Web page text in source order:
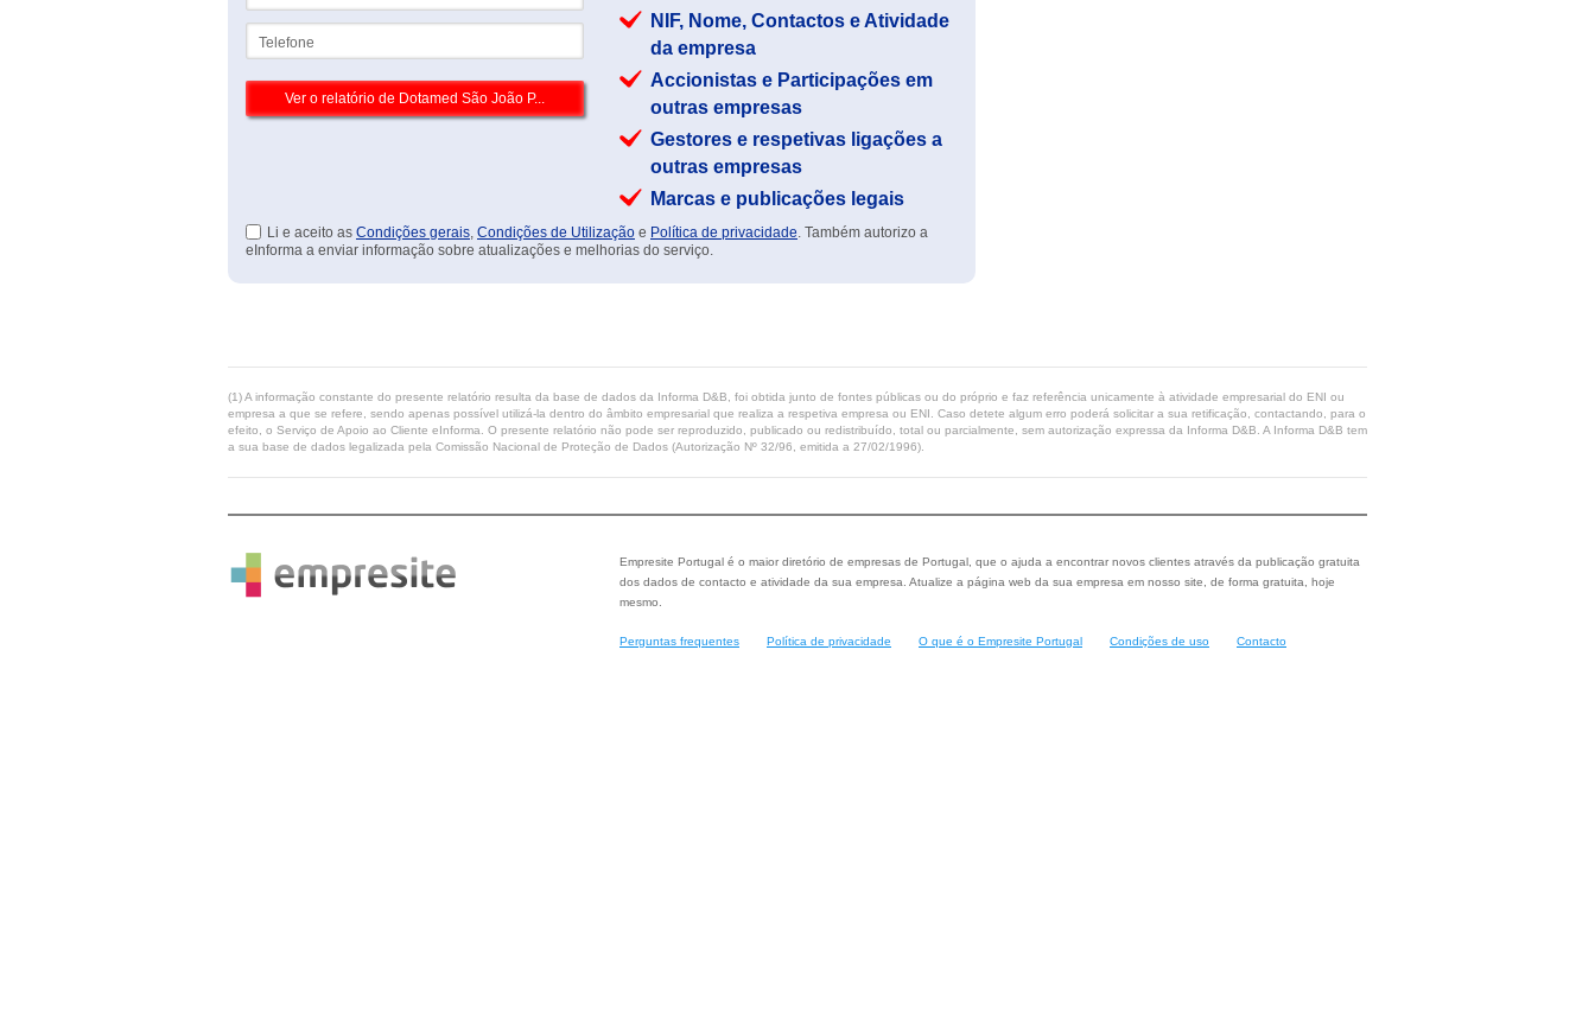
NIF, Nome, Contactos e Atividade
da empresa
Accionistas e Participações em
outras empresas
Gestores e respetivas ligações a
outras empresas
Marcas e publicações legais
Li e aceito as Condições gerais, Condições de Utilização e Política de privacidade. Também autorizo a
eInforma a enviar informação sobre atualizações e melhorias do serviço.
(1) A informação constante do presente relatório resulta da base de dados da Informa D&B, foi obtida junto de fontes públicas ou do próprio e faz referência unicamente à atividade empresarial do ENI ou
empresa a que se refere, sendo apenas possível utilizá-la dentro do âmbito empresarial que realiza a respetiva empresa ou ENI. Caso detete algum erro poderá solicitar a sua retificação, contactando, para o
efeito, o Serviço de Apoio ao Cliente eInforma. O presente relatório não pode ser reproduzido, publicado ou redistribuído, total ou parcialmente, sem autorização expressa da Informa D&B. A Informa D&B tem
a sua base de dados legalizada pela Comissão Nacional de Proteção de Dados (Autorização Nº 32/96, emitida a 27/02/1996).
Empresite Portugal é o maior diretório de empresas de Portugal, que o ajuda a encontrar novos clientes através da publicação gratuita
dos dados de contacto e atividade da sua empresa. Atualize a página web da sua empresa em nosso site, de forma gratuita, hoje
mesmo.
Perguntas frequentes Política de privacidade O que é o Empresite Portugal Condições de uso Contacto